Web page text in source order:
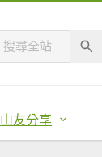
山友分享